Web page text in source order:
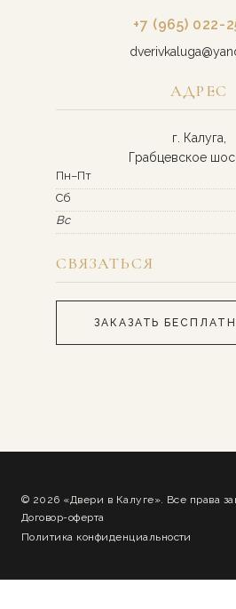
+7 (965) 022-
АДРЕС
г. Калуга,
Грабцевское
Пн–Пт
Сб
Вс
СВЯЗАТЬСЯ
ЗАКАЗАТЬ
© 2026 «Двери в Калуге». Все права
Договор-оферта
Политика конфиденциальности